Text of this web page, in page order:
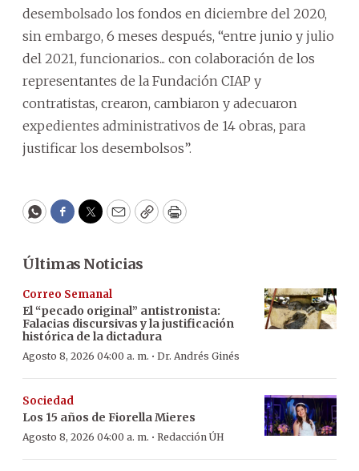
desembolsado los fondos en diciembre del 2020,
sin embargo, 6 meses después, “entre junio y julio
del 2021, funcionarios... con colaboración de los
representantes de la Fundación CIAP y
contratistas, crearon, cambiaron y adecuaron
expedientes administrativos de 14 obras, para
justificar los desembolsos”.
WhatsApp
Facebook
Twitter
EmailCopyPrint
Últimas Noticias
Correo Semanal
El “pecado original” antistronista:
Falacias discursivas y la justificación
histórica de la dictadura
Agosto 8, 2026 04:00 a. m. · Dr. Andrés Ginés
Sociedad
Los 15 años de Fiorella Mieres
Agosto 8, 2026 04:00 a. m. · Redacción ÚH